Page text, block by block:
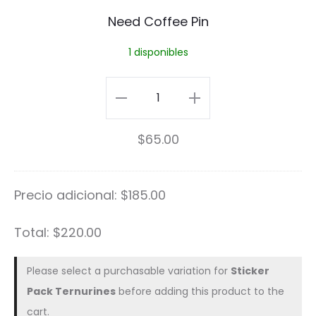
o
f
e
e
P
Need Coffee Pin
1 disponibles
Need
Coffee
cantidad
$65.00
Precio adicional: $185.00
Total: $220.00
Please select a purchasable variation for Sticker
Pack Ternurines before adding this product to the
cart.